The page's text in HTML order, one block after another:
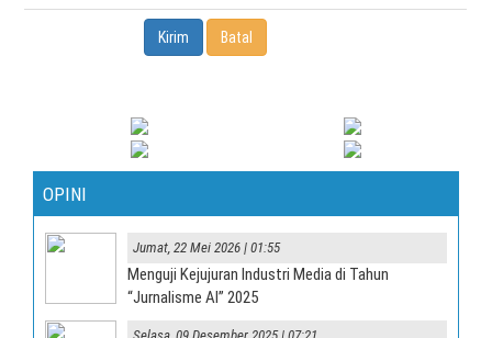
OPINI
Jumat, 22 Mei 2026 | 01:55
Menguji Kejujuran Industri Media di Tahun
“Jurnalisme AI” 2025